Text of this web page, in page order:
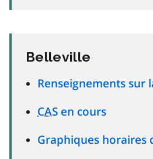
Belleville
Renseignements sur
CAS en cours
Graphiques horaires